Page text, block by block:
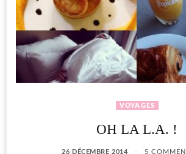
VOYAGES
OH LA L.A. !
26 DÉCEMBRE 2014 5